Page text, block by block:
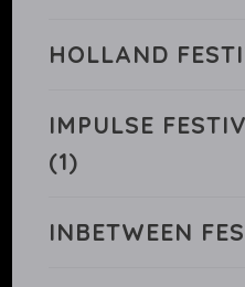
HOLLAND
IMPULSE
(1)
INBETWEEN